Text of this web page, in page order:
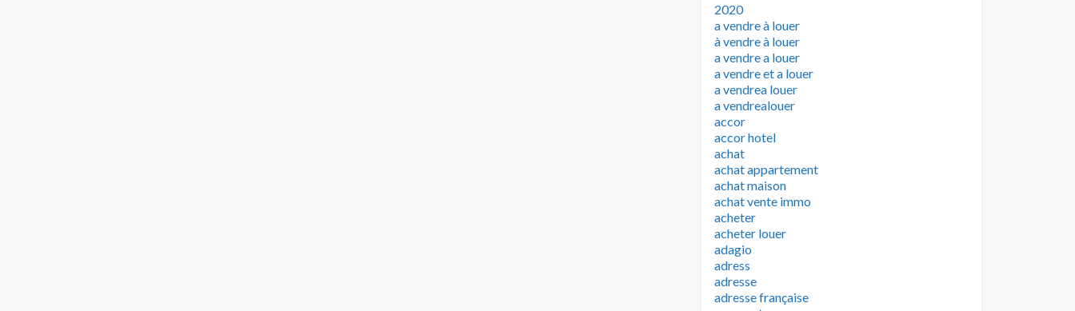
2020
a vendre à louer
à vendre à louer
a vendre a louer
a vendre et a louer
a vendrea louer
a vendrealouer
accor
accor hotel
achat
achat appartement
achat maison
achat vente immo
acheter
acheter louer
adagio
adress
adresse
adresse française